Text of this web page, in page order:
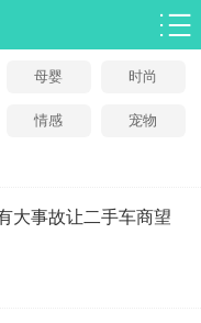
母婴 时尚
情感 宠物
大事故让二手车商望